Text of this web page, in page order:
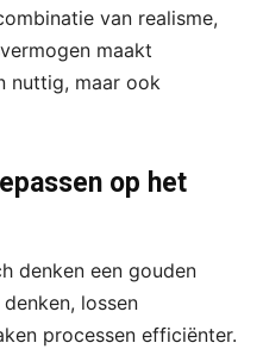
van realisme,
maakt
nuttig, maar ook
op het
denken een gouden
lossen
processen efficiënter.